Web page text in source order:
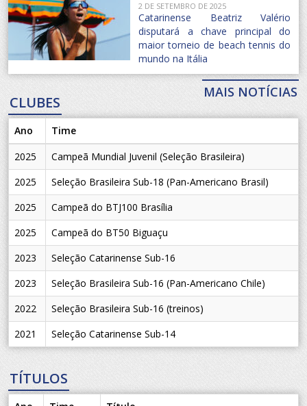
2 DE SETEMBRO DE 2025
Catarinense Beatriz Valério
disputará a chave principal do
maior torneio de beach tennis do
mundo na Itália
MAIS NOTÍCIAS
CLUBES
Ano
Time
2025
Campeã Mundial Juvenil (Seleção Brasileira)
2025
Seleção Brasileira Sub-18 (Pan-Americano Brasil)
2025
Campeã do BTJ100 Brasília
2025
Campeã do BT50 Biguaçu
2023
Seleção Catarinense Sub-16
2023
Seleção Brasileira Sub-16 (Pan-Americano Chile)
2022
Seleção Brasileira Sub-16 (treinos)
2021
Seleção Catarinense Sub-14
TÍTULOS